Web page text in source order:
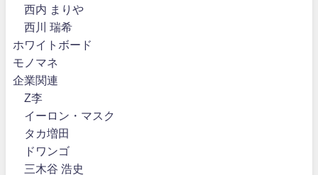
西内 まりや
西川 瑞希
ホワイトボード
モノマネ
企業関連
Z李
イーロン・マスク
タカ増田
ドワンゴ
三木谷 浩史